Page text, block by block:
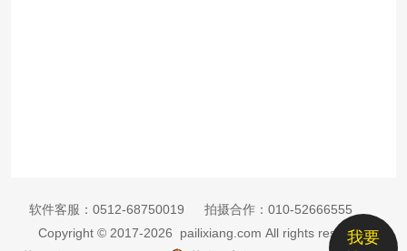
我要
软件客服： 0512-68750019 拍摄合作： 010-52666555
Copyright © 2017-2026 pailixiang.com All rights reserved